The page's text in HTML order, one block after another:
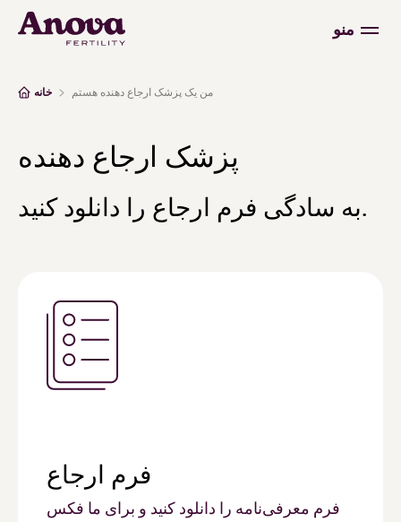
منو
خانه من یک پزشک ارجاع دهنده هستم
پزشک ارجاع دهنده
به سادگی فرم ارجاع را دانلود کنید.
فرم ارجاع
فرم معرفی‌نامه را دانلود کنید و برای ما فکس